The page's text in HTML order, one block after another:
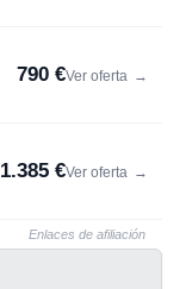
790 €Ver oferta →
1.385 €Ver oferta →
Enlaces de afiliación